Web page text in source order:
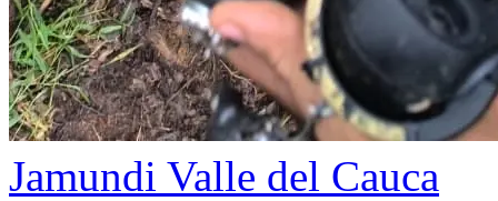
Jamundi Valle del Cauca